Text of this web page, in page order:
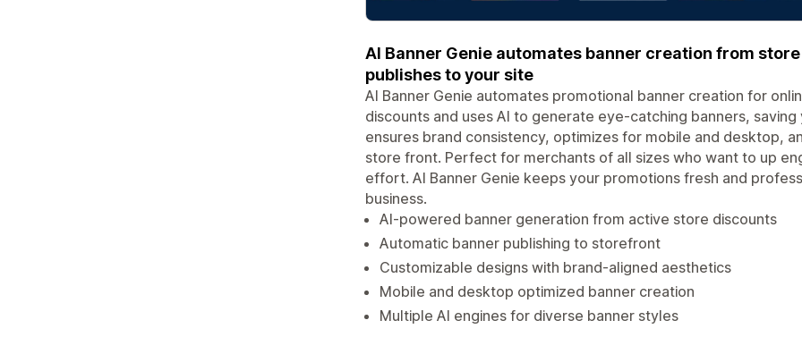
AI Banner Genie automates banner creation from
publishes to your site
AI Banner Genie automates promotional banner creation for
discounts and uses AI to generate eye-catching banners,
ensures brand consistency, optimizes for mobile and desktop,
store front. Perfect for merchants of all sizes who want to up
effort. AI Banner Genie keeps your promotions fresh and
business.
AI-powered banner generation from active store discounts
Automatic banner publishing to storefront
Customizable designs with brand-aligned aesthetics
Mobile and desktop optimized banner creation
Multiple AI engines for diverse banner styles